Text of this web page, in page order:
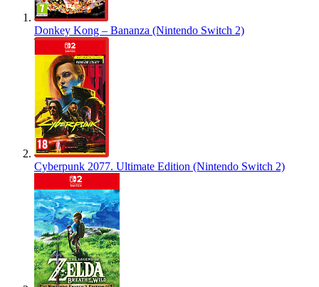
Donkey Kong – Bananza (Nintendo Switch 2)
Cyberpunk 2077. Ultimate Edition (Nintendo Switch 2)